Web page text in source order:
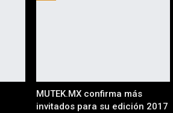
MUTEK.MX confirma más
invitados para su edición 2017